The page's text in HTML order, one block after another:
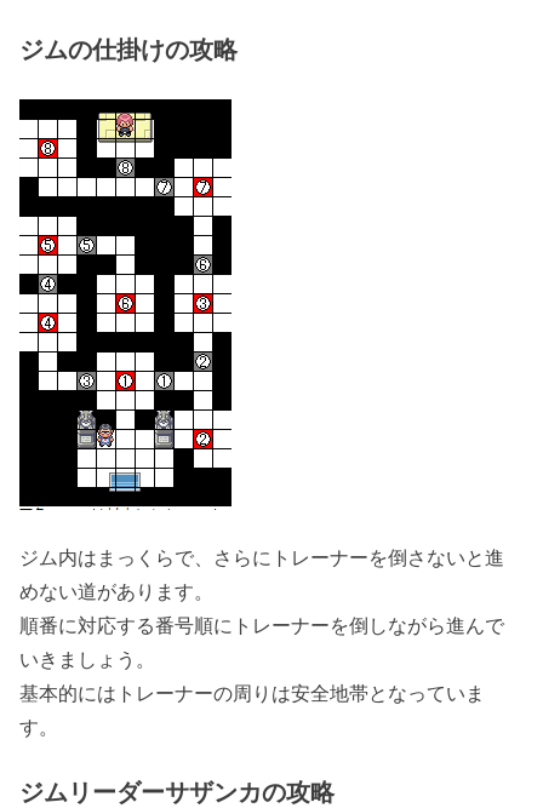
ジムの仕掛けの攻略
ジム内はまっくらで、さらにトレーナーを倒さないと進
めない道があります。
順番に対応する番号順にトレーナーを倒しながら進んで
いきましょう。
基本的にはトレーナーの周りは安全地帯となっていま
す。
ジムリーダーサザンカの攻略